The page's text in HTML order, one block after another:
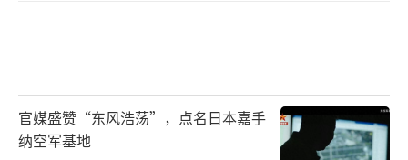
官媒盛赞“东风浩荡”，点名日本嘉手
纳空军基地